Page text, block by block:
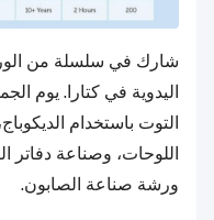
شارك في سلسلة من
اليدوية في كتارا. يوم
التوت باستخدام
اللوحات، وصناعة دفاتر
ورشة صناعة الصابون.